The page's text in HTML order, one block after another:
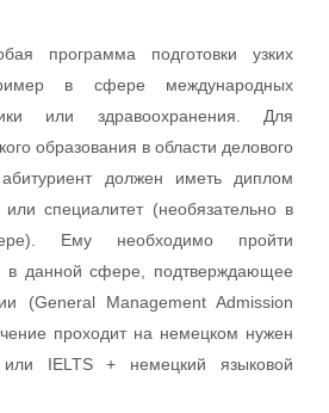
программа подготовки узких
в сфере международных
или здравоохранения. Для
образования в области делового
должен иметь диплом
специалитет (необязательно в
Ему необходимо пройти
в данной сфере, подтверждающее
(General Management Admission
проходит на немецком нужен
или IELTS + немецкий языковой